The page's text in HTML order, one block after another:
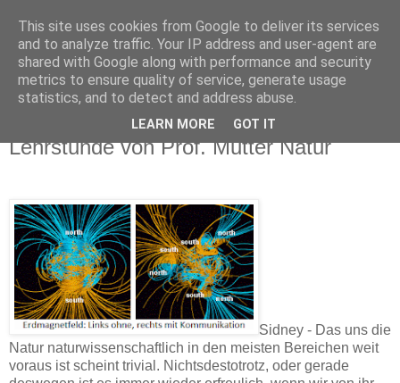
Magnetische Datenübertragung - Eine
Lehrstunde von Prof. Mutter Natur
Sidney - Das uns die
Natur naturwissenschaftlich in den meisten Bereichen weit
voraus ist scheint trivial. Nichtsdestotrotz, oder gerade
This site uses cookies from Google to deliver its services
and to analyze traffic. Your IP address and user-agent are
shared with Google along with performance and security
metrics to ensure quality of service, generate usage
statistics, and to detect and address abuse.
LEARN MORE GOT IT